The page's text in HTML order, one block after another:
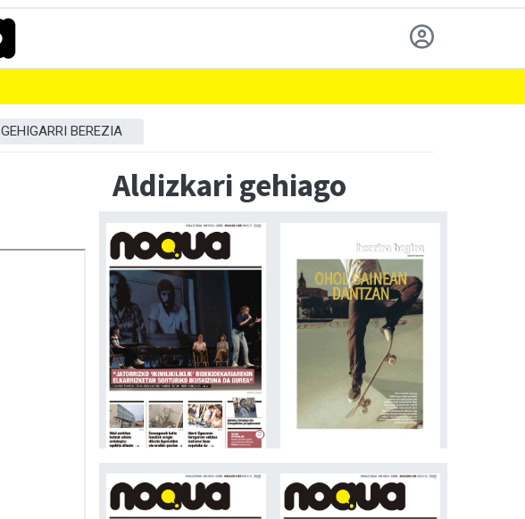
GEHIGARRI BEREZIA
Aldizkari gehiago